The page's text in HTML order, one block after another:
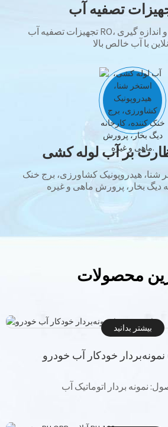
تجهیزات تصفیه آب RO، آب خالص، نظارت و اندازه گیری
بر آب لوله کشی
شنا، هیدروپونیک کشاورزی، برج خنک
محصولات
بیشتر بدانید